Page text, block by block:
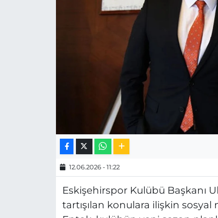
12.06.2026 - 11:22
Eskişehirspor Kulübü Başkanı
tartışılan konulara ilişkin sosyal